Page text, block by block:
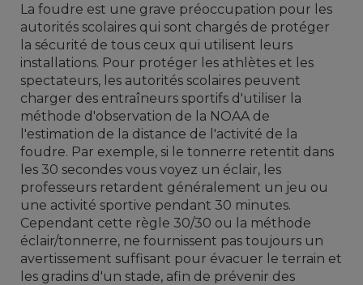
La foudre est une grave préoccupation pour les
autorités scolaires qui sont chargés de protéger
la sécurité de tous ceux qui utilisent leurs
installations. Pour protéger les athlètes et les
spectateurs, les autorités scolaires peuvent
charger des entraîneurs sportifs d'utiliser la
méthode d'observation de la NOAA de
l'estimation de la distance de l'activité de la
foudre. Par exemple, si le tonnerre retentit dans
les 30 secondes vous voyez un éclair, les
professeurs retardent généralement un jeu ou
une activité sportive pendant 30 minutes.
Cependant cette règle 30/30 ou la méthode
éclair/tonnerre, ne fournissent pas toujours un
avertissement suffisant pour évacuer le terrain et
les gradins d'un stade, afin de prévenir des